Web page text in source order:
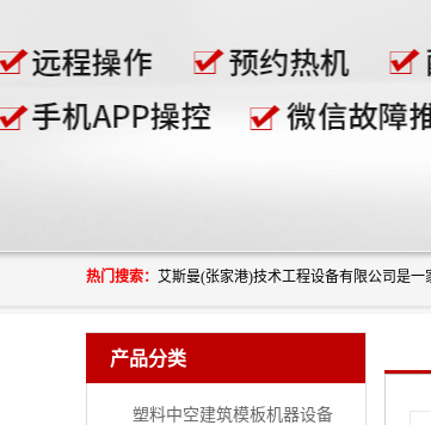
热门搜索：
产品分类
塑料中空建筑模板机器设备